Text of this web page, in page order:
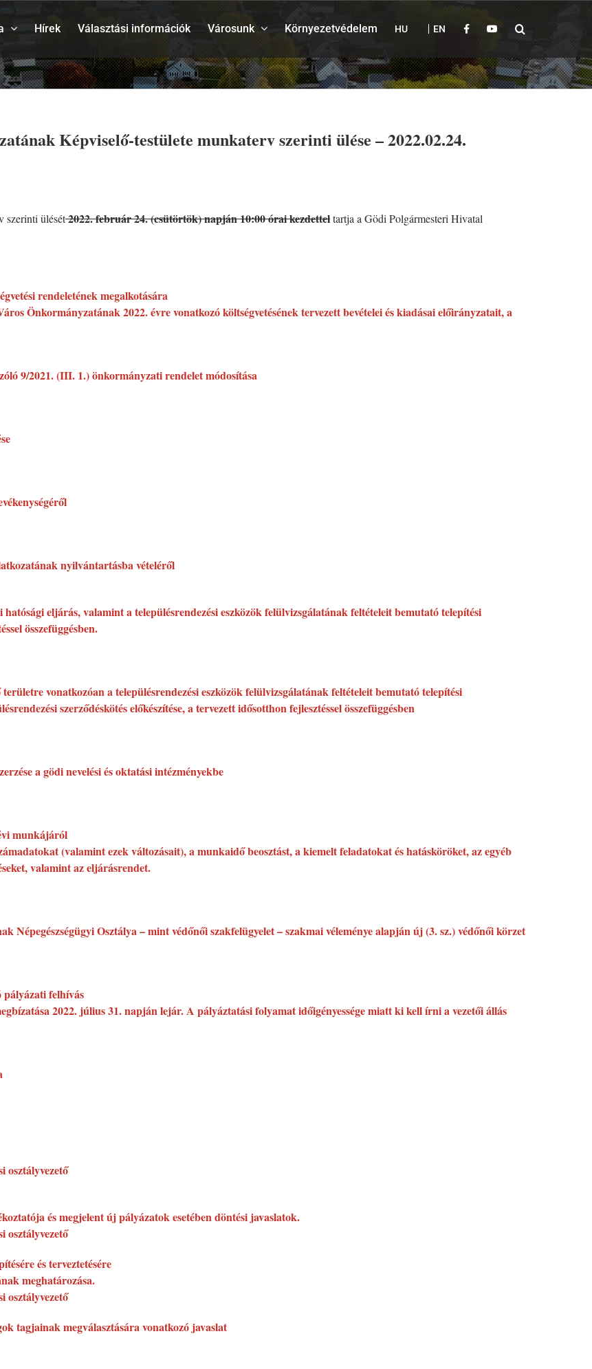
Hírek Választási információk Városunk Környezetvédelem HU EN
Képviselő-testülete munkaterv szerinti ülése – 2022.02.24.
szerinti ülését2022. február 24. (csütörtök) napján 10:00 órai kezdetteltartja a Gödi Polgármesteri Hivatal
rendeletének megalkotására
Önkormányzatának 2022. évre vonatkozó költségvetésének tervezett bevételei és kiadásai előirányzatait, a
9/2021. (III. 1.) önkormányzati rendelet módosítása
nyilvántartásba vételéről
eljárás, valamint a településrendezési eszközök felülvizsgálatának feltételeit bemutató telepítési
összefüggésben.
vonatkozóan a településrendezési eszközök felülvizsgálatának feltételeit bemutató telepítési
szerződéskötés előkészítése, a tervezett idősotthon fejlesztéssel összefüggésben
a gödi nevelési és oktatási intézményekbe
munkájáról
(valamint ezek változásait), a munkaidő beosztást, a kiemelt feladatokat és hatásköröket, az egyéb
valamint az eljárásrendet.
Osztálya – mint védőnői szakfelügyelet – szakmai véleménye alapján új (3. sz.) védőnői körzet
pályázati felhívás
2022. július 31. napján lejár. A pályáztatási folyamat időigényessége miatt ki kell írni a vezetői állás
osztályvezető
és megjelent új pályázatok esetében döntési javaslatok.
osztályvezető
és terveztetésére
meghatározása.
osztályvezető
tagjainak megválasztására vonatkozó javaslat